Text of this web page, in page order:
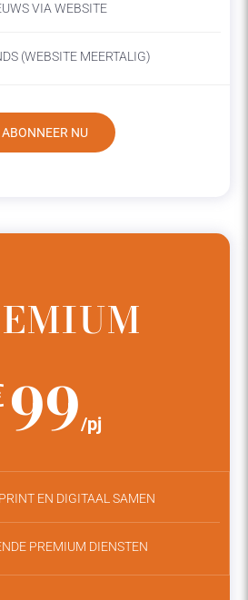
VIA WEBSITE
(WEBSITE MEERTALIG)
ABONNEER NU
99/pj
EN DIGITAAL SAMEN
PREMIUM DIENSTEN